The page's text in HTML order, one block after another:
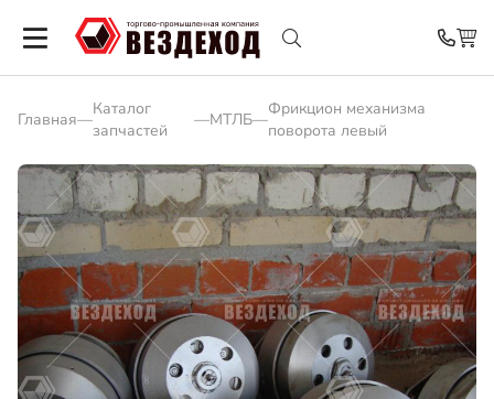
Главная—
Каталог
запчастей
—МТЛБ—
Фрикцион механизма
поворота левый